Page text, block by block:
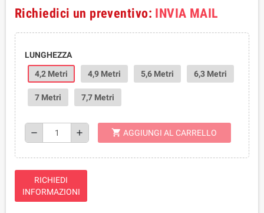
Richiedici un preventivo: INVIA MAIL
LUNGHEZZA
4,2 Metri
4,9 Metri 5,6 Metri 6,3 Metri
7 Metri 7,7 Metri
remove add shopping_cart AGGIUNGI AL CARRELLO
RICHIEDI
INFORMAZIONI